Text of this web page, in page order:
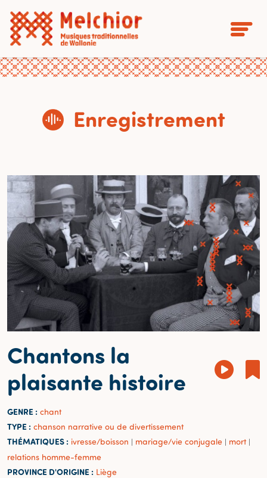
Enregistrement
Chantons la
plaisante histoire
GENRE : chant
TYPE : chanson narrative ou de divertissement
THÉMATIQUES : ivresse/boisson | mariage/vie conjugale | mort |
relations homme-femme
PROVINCE D'ORIGINE : Liège